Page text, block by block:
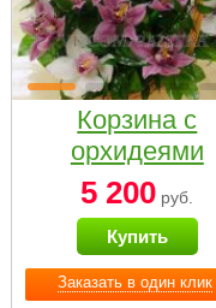
Заказать в один клик
Корзина с
орхидеями
малая
5 200 руб.
Купить